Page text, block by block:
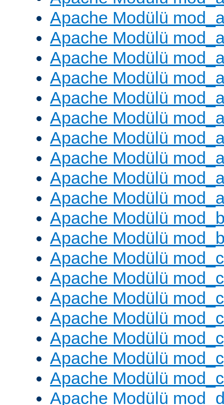
Apache Modülü
Apache Modülü
Apache Modülü
Apache Modülü
Apache Modülü
Apache Modülü
Apache Modülü
Apache Modülü
Apache Modülü
Apache Modülü
Apache Modülü
Apache Modülü
Apache Modülü
Apache Modülü
Apache Modülü
Apache Modülü
Apache Modülü
Apache Modülü
Apache Modülü
Apache Modülü